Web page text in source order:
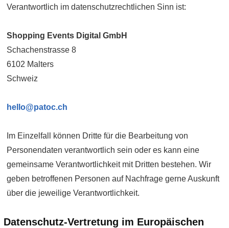
Verantwortlich im daten­schutz­rechtlichen Sinn ist:
Shopping Events Digital GmbH
Schachenstrasse 8
6102 Malters
Schweiz
hello@patoc.ch
Im Einzel­fall können Dritte für die Bearbeitung von
Personen­daten verantwortlich sein oder es kann eine
gemeinsame Verant­wortlich­keit mit Dritten bestehen. Wir
geben betroffenen Personen auf Nach­frage gerne Auskunft
über die jeweilige Verant­wort­lich­keit.
Daten­schutz-Vertretung im Europäischen